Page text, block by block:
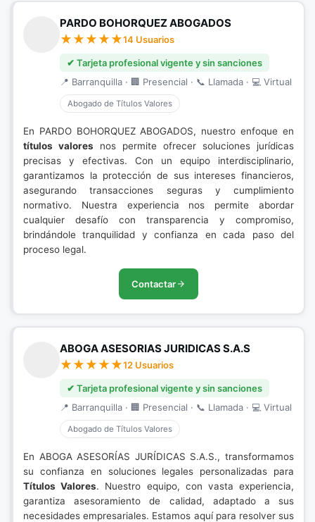
PARDO BOHORQUEZ ABOGADOS
14 Usuarios
✔ Tarjeta profesional vigente y sin sanciones
📍 Barranquilla · 🏢 Presencial · 📞 Llamada · 💻 Virtual
Abogado de Títulos Valores
En PARDO BOHORQUEZ ABOGADOS, nuestro enfoque en
títulos valores nos permite ofrecer soluciones jurídicas
precisas y efectivas. Con un equipo interdisciplinario,
garantizamos la protección de sus intereses financieros,
asegurando transacciones seguras y cumplimiento
normativo. Nuestra experiencia nos permite abordar
cualquier desafío con transparencia y compromiso,
brindándole tranquilidad y confianza en cada paso del
proceso legal.
Contactar
ABOGA ASESORIAS JURIDICAS S.A.S
12 Usuarios
✔ Tarjeta profesional vigente y sin sanciones
📍 Barranquilla · 🏢 Presencial · 📞 Llamada · 💻 Virtual
Abogado de Títulos Valores
En ABOGA ASESORÍAS JURÍDICAS S.A.S., transformamos
su confianza en soluciones legales personalizadas para
Títulos Valores. Nuestro equipo, con vasta experiencia,
garantiza asesoramiento de calidad, adaptado a sus
necesidades empresariales. Estamos aquí para resolver sus